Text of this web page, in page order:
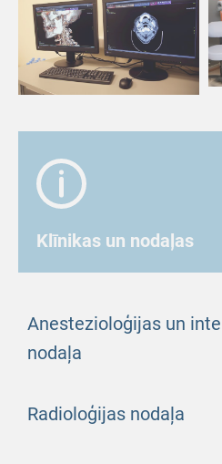
Klīnikas un nodaļas
Anestezioloģijas un
nodaļa
Radioloģijas nodaļa